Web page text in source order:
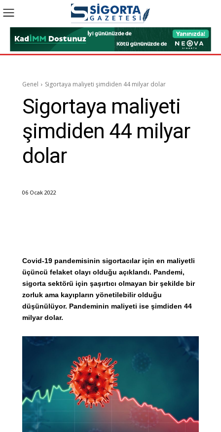
Genel Sigortaya maliyeti şimdiden 44 milyar dolar
Sigortaya maliyeti
şimdiden 44 milyar
dolar
06 Ocak 2022
Covid-19 pandemisinin sigortacılar için en maliyetli
üçüncü felaket olayı olduğu açıklandı. Pandemi,
sigorta sektörü için şaşırtıcı olmayan bir şekilde bir
zorluk ama kayıpların yönetilebilir olduğu
düşünülüyor. Pandeminin maliyeti ise şimdiden 44
milyar dolar.